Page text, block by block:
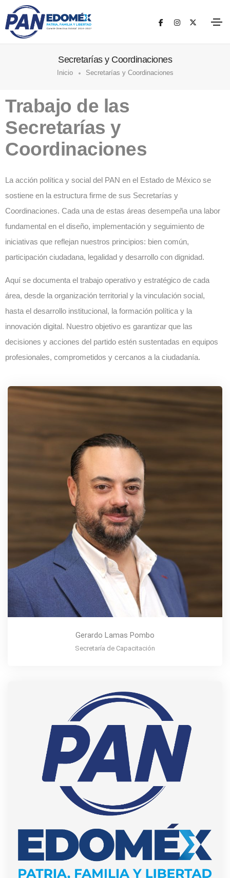
Secretarías y Coordinaciones
Inicio Secretarías y Coordinaciones
Trabajo de las
Secretarías y
Coordinaciones
La acción política y social del PAN en el Estado de México se
sostiene en la estructura firme de sus Secretarías y
Coordinaciones. Cada una de estas áreas desempeña una labor
fundamental en el diseño, implementación y seguimiento de
iniciativas que reflejan nuestros principios: bien común,
participación ciudadana, legalidad y desarrollo con dignidad.
Aquí se documenta el trabajo operativo y estratégico de cada
área, desde la organización territorial y la vinculación social,
hasta el desarrollo institucional, la formación política y la
innovación digital. Nuestro objetivo es garantizar que las
decisiones y acciones del partido estén sustentadas en equipos
profesionales, comprometidos y cercanos a la ciudadanía.
Gerardo Lamas Pombo
Secretaría de Capacitación